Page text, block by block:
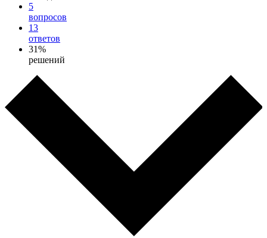
5
вопросов
13
ответов
31%
решений